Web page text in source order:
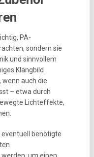
PA-
sondern sie
und sinnvollem
Klangbild
auch die
– etwa durch
Lichteffekte,
eventuell benötigte